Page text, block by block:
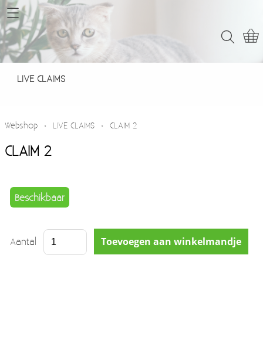
Home
Webshop
LIVE CLAIMS
Webshop › LIVE CLAIMS › CLAIM 2
CLAIM 2
Beschikbaar
Aantal